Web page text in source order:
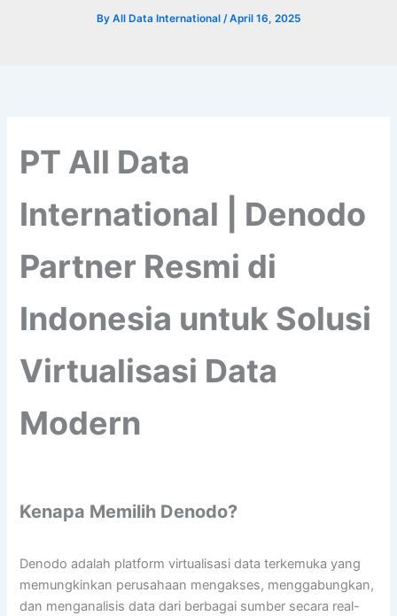
By All Data International /April 16, 2025
PT All Data
International | Denodo
Partner Resmi di
Indonesia untuk Solusi
Virtualisasi Data
Modern
Kenapa Memilih Denodo?
Denodo adalah platform virtualisasi data terkemuka yang
memungkinkan perusahaan mengakses, menggabungkan,
dan menganalisis data dari berbagai sumber secara real-